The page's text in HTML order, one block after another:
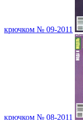
крючком № 09-2011
крючком № 08-2011